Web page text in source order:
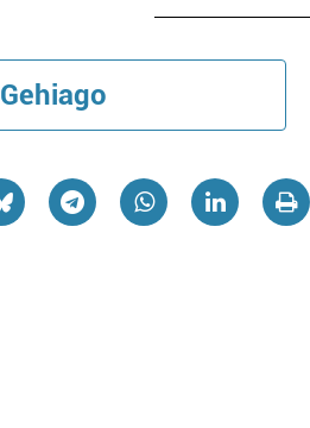
Gehiago